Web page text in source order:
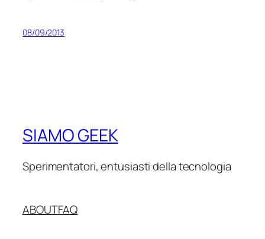
08/09/2013
SIAMO GEEK
Sperimentatori, entusiasti della tecnologia
ABOUTFAQ